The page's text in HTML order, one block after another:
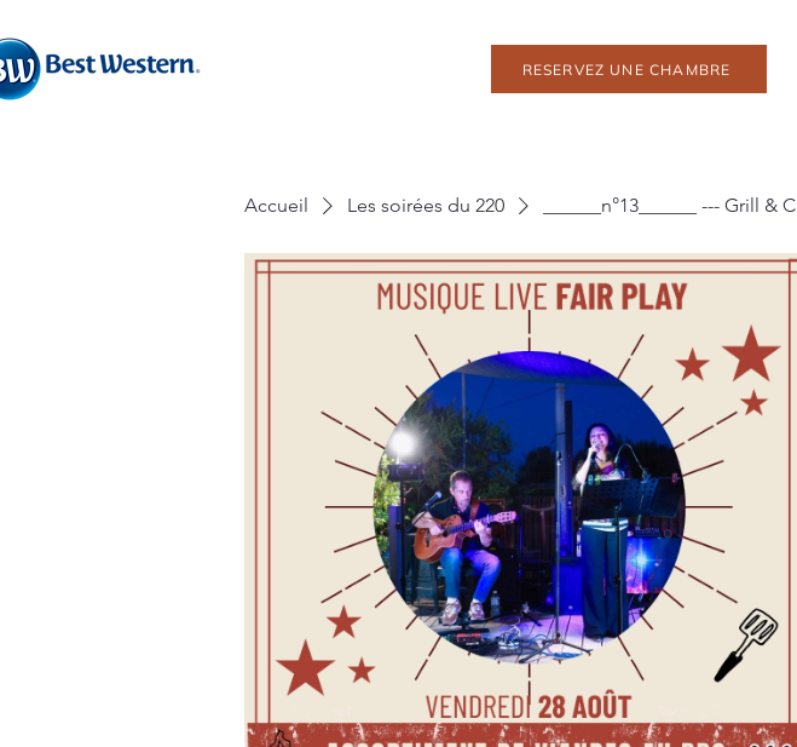
RESERVEZ UNE CHAMBRE
Accueil Les soirées du 220 ______n°13______ --- Grill &